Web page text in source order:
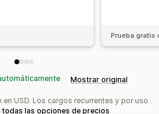
Prueba gratis
Mostrar original
USD. Los cargos recurrentes y por uso
todas las opciones de precios